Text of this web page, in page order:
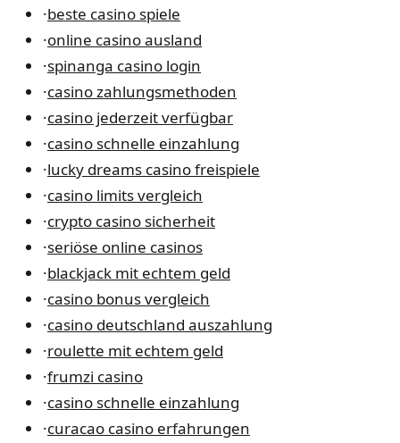
·beste casino spiele
·online casino ausland
·spinanga casino login
·casino zahlungsmethoden
·casino jederzeit verfügbar
·casino schnelle einzahlung
·lucky dreams casino freispiele
·casino limits vergleich
·crypto casino sicherheit
·seriöse online casinos
·blackjack mit echtem geld
·casino bonus vergleich
·casino deutschland auszahlung
·roulette mit echtem geld
·frumzi casino
·casino schnelle einzahlung
·curacao casino erfahrungen